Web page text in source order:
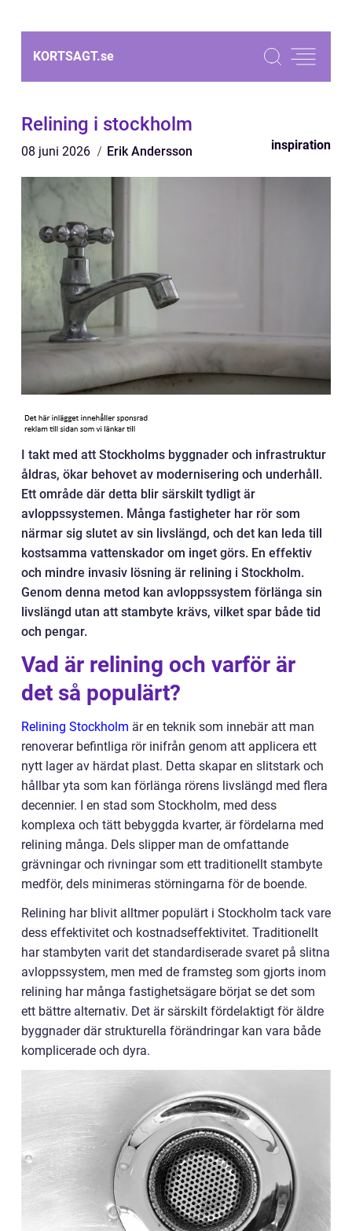
KORTSAGT.se
Relining i stockholm
08 juni 2026 Erik Andersson inspiration
I takt med att Stockholms byggnader och infrastruktur
åldras, ökar behovet av modernisering och underhåll.
Ett område där detta blir särskilt tydligt är
avloppssystemen. Många fastigheter har rör som
närmar sig slutet av sin livslängd, och det kan leda till
kostsamma vattenskador om inget görs. En effektiv
och mindre invasiv lösning är relining i Stockholm.
Genom denna metod kan avloppssystem förlänga sin
livslängd utan att stambyte krävs, vilket spar både tid
och pengar.
Vad är relining och varför är
det så populärt?
Relining Stockholm är en teknik som innebär att man
renoverar befintliga rör inifrån genom att applicera ett
nytt lager av härdat plast. Detta skapar en slitstark och
hållbar yta som kan förlänga rörens livslängd med flera
decennier. I en stad som Stockholm, med dess
komplexa och tätt bebyggda kvarter, är fördelarna med
relining många. Dels slipper man de omfattande
grävningar och rivningar som ett traditionellt stambyte
medför, dels minimeras störningarna för de boende.
Relining har blivit alltmer populärt i Stockholm tack vare
dess effektivitet och kostnadseffektivitet. Traditionellt
har stambyten varit det standardiserade svaret på slitna
avloppssystem, men med de framsteg som gjorts inom
relining har många fastighetsägare börjat se det som
ett bättre alternativ. Det är särskilt fördelaktigt för äldre
byggnader där strukturella förändringar kan vara både
komplicerade och dyra.